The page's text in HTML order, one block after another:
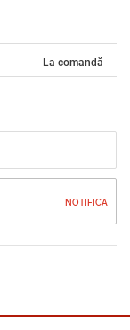
La comandă
NOTIFICA